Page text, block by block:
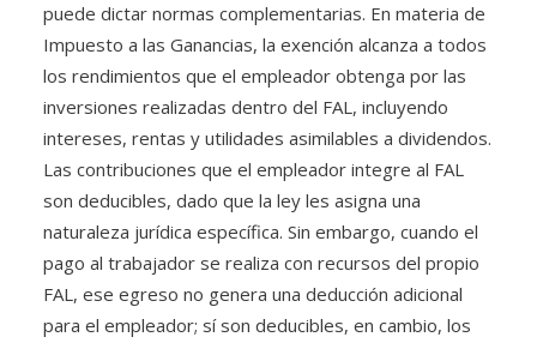
puede dictar normas complementarias. En materia de
Impuesto a las Ganancias, la exención alcanza a todos
los rendimientos que el empleador obtenga por las
inversiones realizadas dentro del FAL, incluyendo
intereses, rentas y utilidades asimilables a dividendos.
Las contribuciones que el empleador integre al FAL
son deducibles, dado que la ley les asigna una
naturaleza jurídica específica. Sin embargo, cuando el
pago al trabajador se realiza con recursos del propio
FAL, ese egreso no genera una deducción adicional
para el empleador; sí son deducibles, en cambio, los